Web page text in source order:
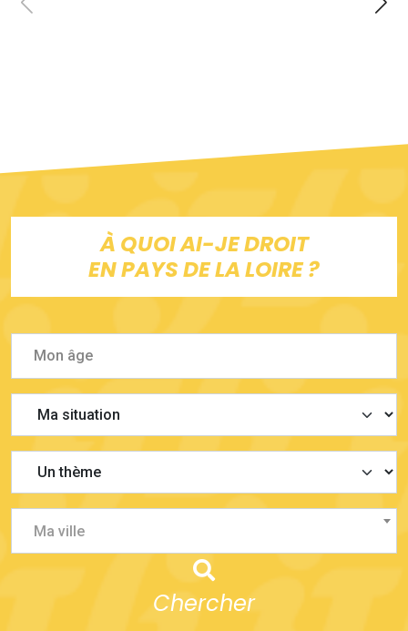
À QUOI AI-JE DROIT
EN PAYS DE LA LOIRE ?
Ma ville
Chercher